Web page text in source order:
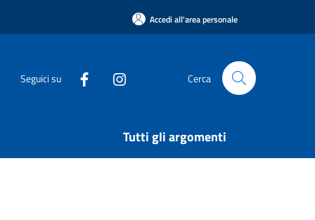
Accedi all'area personale
Seguici su Cerca
Tutti gli argomenti